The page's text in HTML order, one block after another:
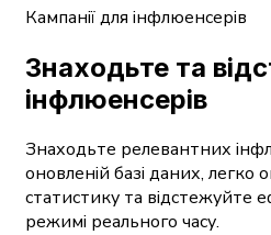
Кампанії для інфлюенсерів
Знаходьте та
інфлюенсерів
Знаходьте релевантних
оновленій базі даних, легко
статистику та відстежуйте
режимі реального часу.